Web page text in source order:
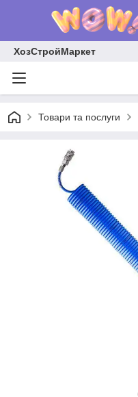
ХозСтройМаркет
Товари та послуги